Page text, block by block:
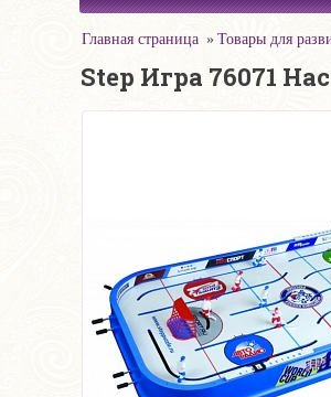
Главная страница Товары для
Step Игра 76071